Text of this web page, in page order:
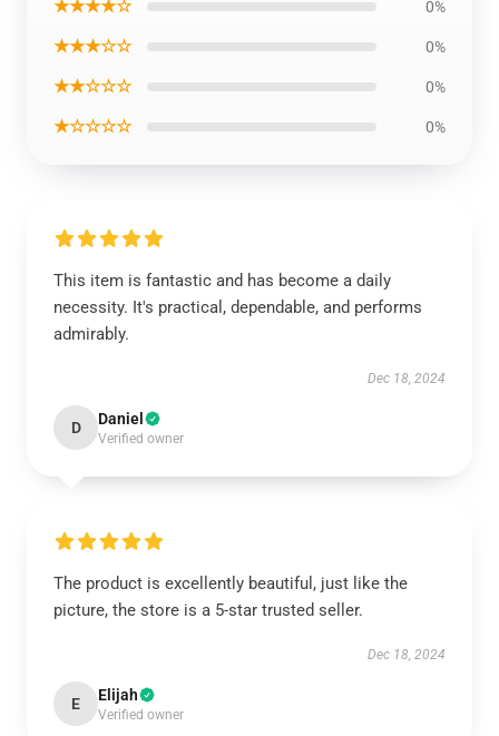
★★★★☆ 0%
★★★☆☆ 0%
★★☆☆☆ 0%
★☆☆☆☆ 0%
This item is fantastic and has become a daily
necessity. It's practical, dependable, and performs
admirably.
Dec 18, 2024
D Daniel
Verified owner
The product is excellently beautiful, just like the
picture, the store is a 5-star trusted seller.
Dec 18, 2024
E Elijah
Verified owner